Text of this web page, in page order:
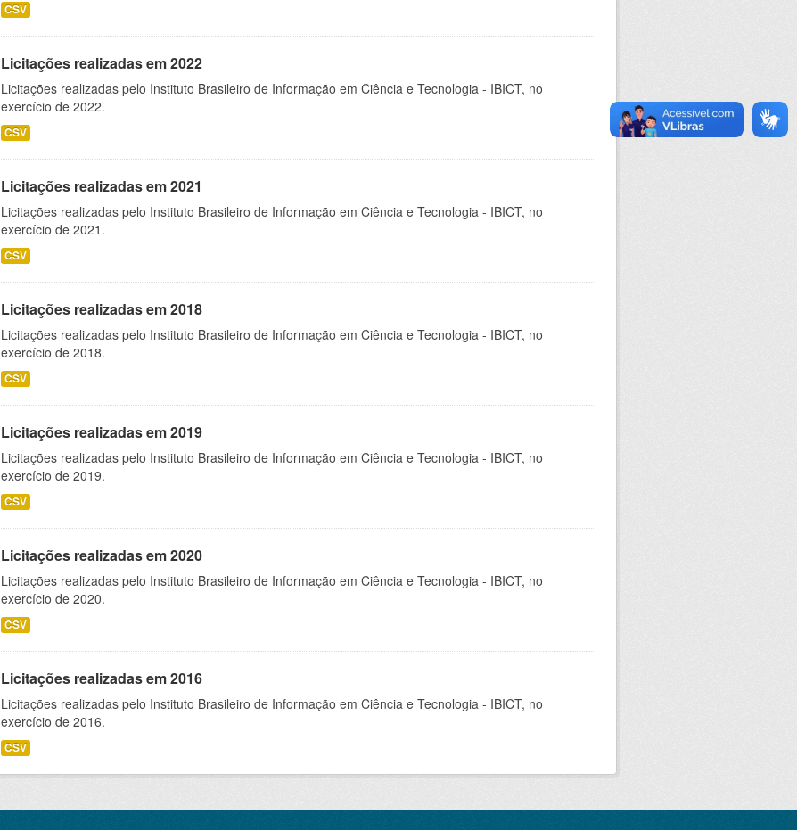
CSV
Licitações realizadas em 2022
Licitações realizadas pelo Instituto Brasileiro de Informação em Ciência e Tecnologia - IBICT, no
exercício de 2022.
CSV
Licitações realizadas em 2021
Licitações realizadas pelo Instituto Brasileiro de Informação em Ciência e Tecnologia - IBICT, no
exercício de 2021.
CSV
Licitações realizadas em 2018
Licitações realizadas pelo Instituto Brasileiro de Informação em Ciência e Tecnologia - IBICT, no
exercício de 2018.
CSV
Licitações realizadas em 2019
Licitações realizadas pelo Instituto Brasileiro de Informação em Ciência e Tecnologia - IBICT, no
exercício de 2019.
CSV
Licitações realizadas em 2020
Licitações realizadas pelo Instituto Brasileiro de Informação em Ciência e Tecnologia - IBICT, no
exercício de 2020.
CSV
Licitações realizadas em 2016
Licitações realizadas pelo Instituto Brasileiro de Informação em Ciência e Tecnologia - IBICT, no
exercício de 2016.
CSV